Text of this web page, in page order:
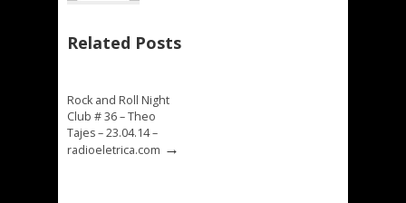
Related Posts
Rock and Roll Night
Club # 36 – Theo
Tajes – 23.04.14 –
radioeletrica.com →